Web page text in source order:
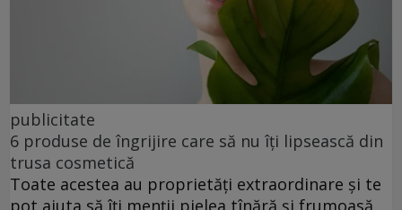
publicitate
6 produse de îngrijire care să nu îți lipsească din
trusa cosmetică
Toate acestea au proprietăți extraordinare și te